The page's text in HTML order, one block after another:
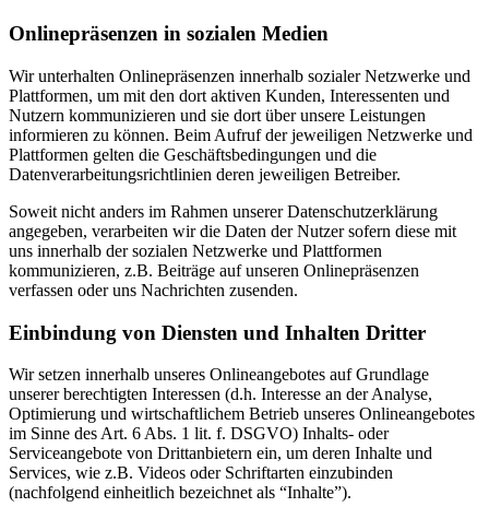
Onlinepräsenzen in sozialen Medien
Wir unterhalten Onlinepräsenzen innerhalb sozialer Netzwerke und
Plattformen, um mit den dort aktiven Kunden, Interessenten und
Nutzern kommunizieren und sie dort über unsere Leistungen
informieren zu können. Beim Aufruf der jeweiligen Netzwerke und
Plattformen gelten die Geschäftsbedingungen und die
Datenverarbeitungsrichtlinien deren jeweiligen Betreiber.
Soweit nicht anders im Rahmen unserer Datenschutzerklärung
angegeben, verarbeiten wir die Daten der Nutzer sofern diese mit
uns innerhalb der sozialen Netzwerke und Plattformen
kommunizieren, z.B. Beiträge auf unseren Onlinepräsenzen
verfassen oder uns Nachrichten zusenden.
Einbindung von Diensten und Inhalten Dritter
Wir setzen innerhalb unseres Onlineangebotes auf Grundlage
unserer berechtigten Interessen (d.h. Interesse an der Analyse,
Optimierung und wirtschaftlichem Betrieb unseres Onlineangebotes
im Sinne des Art. 6 Abs. 1 lit. f. DSGVO) Inhalts- oder
Serviceangebote von Drittanbietern ein, um deren Inhalte und
Services, wie z.B. Videos oder Schriftarten einzubinden
(nachfolgend einheitlich bezeichnet als “Inhalte”).